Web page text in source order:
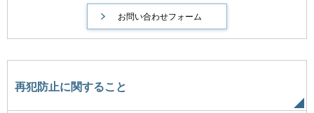
再犯防止に関すること